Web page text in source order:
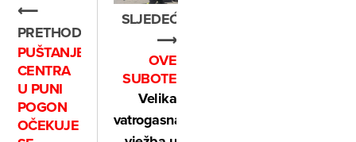
⟵
PRETHODNO
PUŠTANJE
CENTRA
U PUNI
POGON
OČEKUJE
SLJEDEĆE
⟶
OVE
SUBOTE
Velika
vatrogasna